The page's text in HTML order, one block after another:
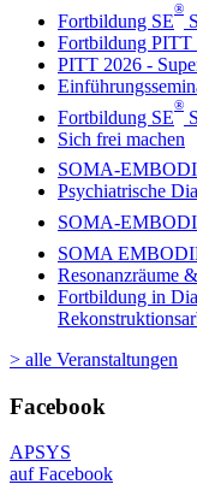
Fortbildung SE
®
Fortbildung PITT
PITT 2026 -
Fortbildung SE
®
Sich frei machen
SOMA-
Psychiatrische
SOMA-
SOMA
Resonanzräume
Fortbildung in
> alle Veranstaltungen
Facebook
APSYS
auf Facebook